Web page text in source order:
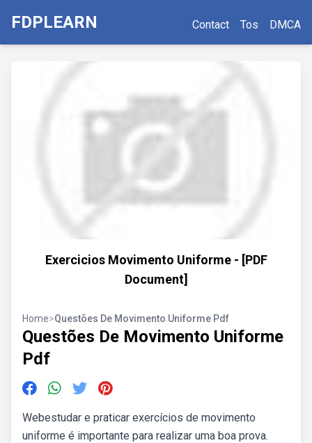
FDPLEARN Contact Tos DMCA
Exercicios Movimento Uniforme - [PDF
Document]
Home>Questões De Movimento Uniforme Pdf
Questões De Movimento Uniforme
Pdf
Webestudar e praticar exercícios de movimento
uniforme é importante para realizar uma boa prova.